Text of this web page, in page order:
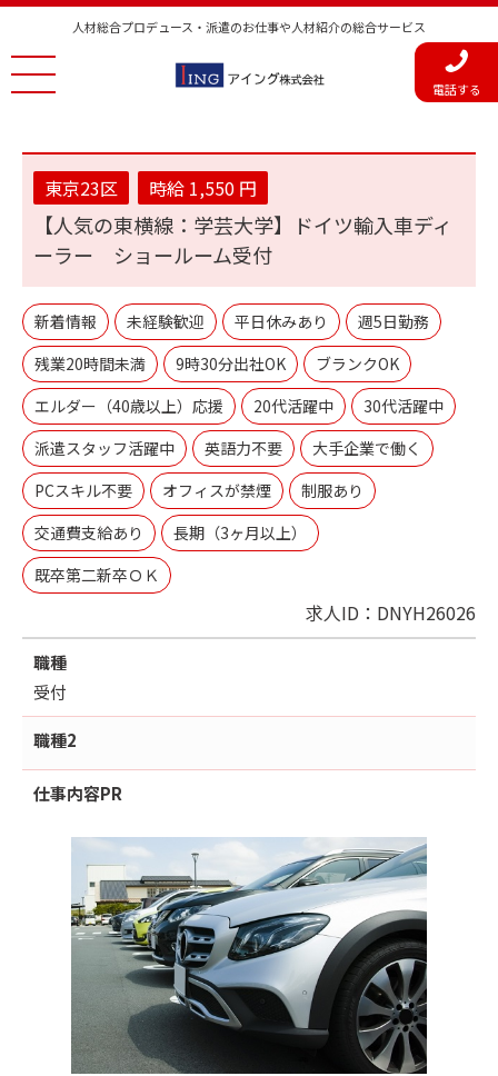
人材総合プロデュース・派遣のお仕事や人材紹介の総合サービス
電話する
東京23区 時給 1,550 円
【人気の東横線：学芸大学】ドイツ輸入車ディ
ーラー ショールーム受付
新着情報 未経験歓迎 平日休みあり
週5日勤務
残業20時間未満
9時30分出社OK
ブランクOK
エルダー（40歳以上）応援
20代活躍中
30代活躍中
派遣スタッフ活躍中
英語力不要
大手企業で働く
PCスキル不要
オフィスが禁煙
制服あり
交通費支給あり
長期（3ヶ月以上）
既卒第二新卒ＯＫ
求人ID：DNYH26026
職種
受付
職種2
仕事内容PR